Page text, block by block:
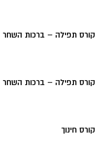
קורס תפילה – ברכות השחר
קורס תפילה – ברכות השחר
קורס חינוך